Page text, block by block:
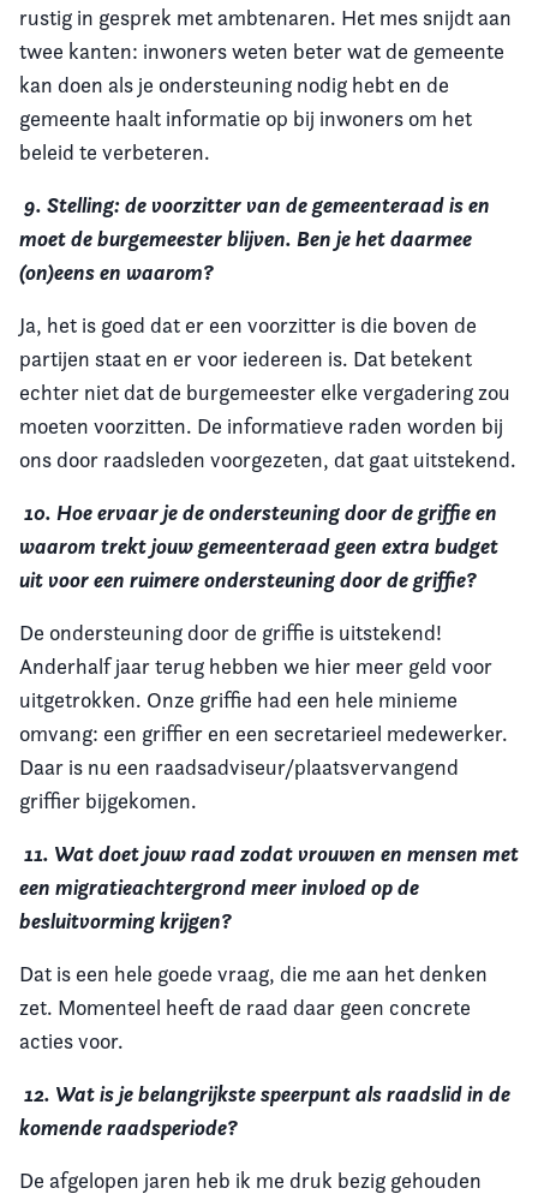
rustig in gesprek met ambtenaren. Het mes snijdt aan
twee kanten: inwoners weten beter wat de gemeente
kan doen als je ondersteuning nodig hebt en de
gemeente haalt informatie op bij inwoners om het
beleid te verbeteren.
9. Stelling: de voorzitter van de gemeenteraad is en
moet de burgemeester blijven. Ben je het daarmee
(on)eens en waarom?
Ja, het is goed dat er een voorzitter is die boven de
partijen staat en er voor iedereen is. Dat betekent
echter niet dat de burgemeester elke vergadering zou
moeten voorzitten. De informatieve raden worden bij
ons door raadsleden voorgezeten, dat gaat uitstekend.
10. Hoe ervaar je de ondersteuning door de griffie en
waarom trekt jouw gemeenteraad geen extra budget
uit voor een ruimere ondersteuning door de griffie?
De ondersteuning door de griffie is uitstekend!
Anderhalf jaar terug hebben we hier meer geld voor
uitgetrokken. Onze griffie had een hele minieme
omvang: een griffier en een secretarieel medewerker.
Daar is nu een raadsadviseur/plaatsvervangend
griffier bijgekomen.
11. Wat doet jouw raad zodat vrouwen en mensen met
een migratieachtergrond meer invloed op de
besluitvorming krijgen?
Dat is een hele goede vraag, die me aan het denken
zet. Momenteel heeft de raad daar geen concrete
acties voor.
12. Wat is je belangrijkste speerpunt als raadslid in de
komende raadsperiode?
De afgelopen jaren heb ik me druk bezig gehouden